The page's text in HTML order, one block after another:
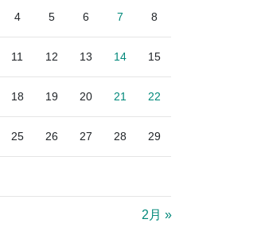
4 5 6 7 8
11 12 13 14 15
18 19 20 21 22
25 26 27 28 29
2月 »